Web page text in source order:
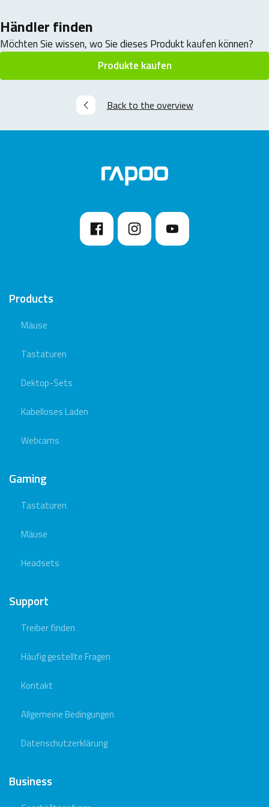
Händler finden
Möchten Sie wissen, wo Sie dieses Produkt kaufen können?
Produkte kaufen
Back to the overview
Products
Mäuse
Tastaturen
Dektop-Sets
Kabelloses Laden
Webcams
Gaming
Tastaturen
Mäuse
Headsets
Support
Treiber finden
Häufig gestellte Fragen
Kontakt
Allgemeine Bedingungen
Datenschutzerklärung
Business